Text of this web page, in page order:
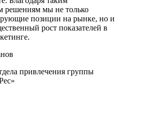
решениям мы не только
позиции на рынке, но и
рост показателей в
привлечения группы